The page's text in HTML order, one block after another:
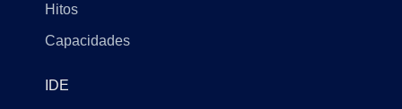
Hitos
Capacidades
IDE